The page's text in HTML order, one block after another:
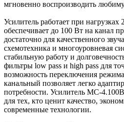
мгновенно воспроизводить
Усилитель работает при
обеспечивает до 100 Вт на канал
достаточно для качественного
схемотехника и многоуровневая
стабильную работу и
фильтры low pass и high pass для
возможность переключения
канальный позволяет легко
потребности. Усилитель MC-
для тех, кто ценит качество,
современные технологии.